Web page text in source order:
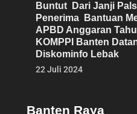
Buntut Dari Janji
Penerima Bantuan
APBD Anggaran
KOMPPI Banten
Diskominfo Lebak
22 Juli 2024
Banten Raya